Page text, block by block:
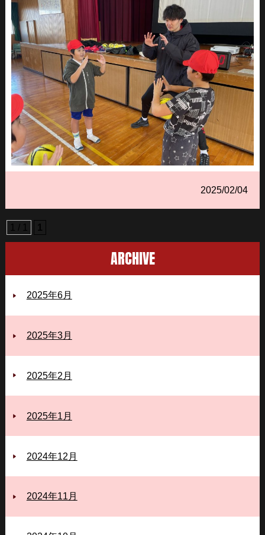
2025/02/04
1 / 1
ARCHIVE
2025年6月
2025年3月
2025年2月
2025年1月
2024年12月
2024年11月